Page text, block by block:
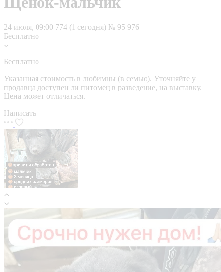
24 июля, 09:00 774 (1 сегодня) № 95 976
Бесплатно
Бесплатно
Указанная стоимость в любимцы (в семью). Уточняйте у
продавца доступен ли питомец в разведение, на выставку.
Цена может отличаться.
Написать